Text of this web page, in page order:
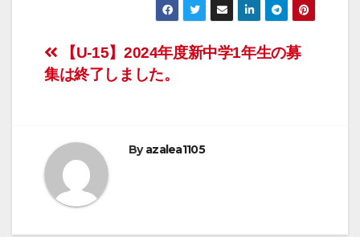
投
稿
ビ
ゲ
【U-15】2024年度新中学1年生の募
集は終了しました。
Byazalea1105